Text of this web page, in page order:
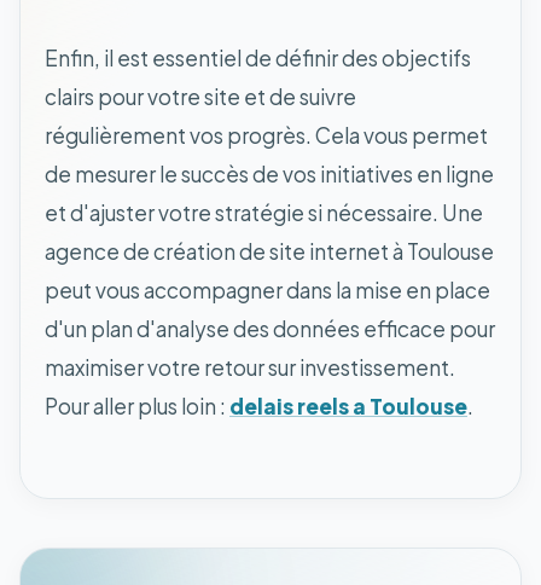
Enfin, il est essentiel de définir des objectifs
clairs pour votre site et de suivre
régulièrement vos progrès. Cela vous permet
de mesurer le succès de vos initiatives en ligne
et d'ajuster votre stratégie si nécessaire. Une
agence de création de site internet à Toulouse
peut vous accompagner dans la mise en place
d'un plan d'analyse des données efficace pour
maximiser votre retour sur investissement.
Pour aller plus loin : delais reels a Toulouse.